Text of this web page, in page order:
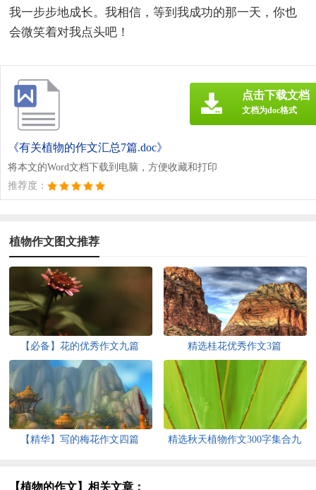
我一步步地成长。我相信，等到我成功的那一天，你也
会微笑着对我点头吧！
《有关植物的作文汇总7篇.doc》
将本文的Word文档下载到电脑，方便收藏和打印
推荐度：
点击下载文档
文档为doc格式
植物作文图文推荐
【必备】花的优秀作文九篇 精选桂花优秀作文3篇
【精华】写的梅花作文四篇
精选秋天植物作文300字集合九
【植物的作文】相关文章：